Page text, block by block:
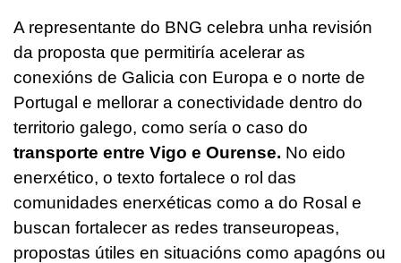
A representante do BNG celebra unha revisión
da proposta que permitiría acelerar as
conexións de Galicia con Europa e o norte de
Portugal e mellorar a conectividade dentro do
territorio galego, como sería o caso do
transporte entre Vigo e Ourense. No eido
enerxético, o texto fortalece o rol das
comunidades enerxéticas como a do Rosal e
buscan fortalecer as redes transeuropeas,
propostas útiles en situacións como apagóns ou